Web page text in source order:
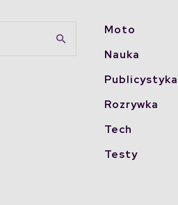
Moto
Nauka
Publicystyka
Rozrywka
Tech
Testy